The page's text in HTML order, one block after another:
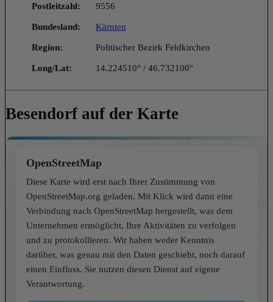
Postleitzahl: 9556
Bundesland: Kärnten
Region: Politischer Bezirk Feldkirchen
Long/Lat: 14.224510° / 46.732100°
Besendorf auf der Karte
OpenStreetMap
Diese Karte wird erst nach Ihrer Zustimmung von
OpenStreetMap.org geladen. Mit Klick wird dann eine
Verbindung nach OpenStreetMap hergestellt, was dem
Unternehmen ermöglicht, Ihre Aktivitäten zu verfolgen
und zu protokollieren. Wir haben weder Kenntnis
darüber, was genau mit den Daten geschieht, noch darauf
einen Einfluss. Sie nutzen diesen Dienst auf eigene
Verantwortung.